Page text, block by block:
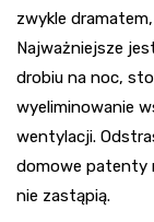
zwykle
Najważniejsze
drobiu na noc,
wyeliminowanie
wentylacji.
domowe patenty
nie zastąpią.